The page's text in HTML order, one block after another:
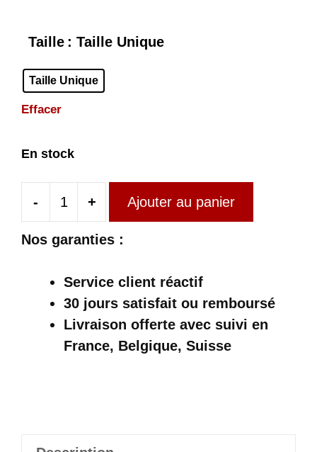
Taille : Taille Unique
Taille Unique
Effacer
En stock
-
quantité
de
Écossais
Femme
Urbain
Vert
+ Ajouter au panier
Nos garanties :
Service client réactif
30 jours satisfait ou remboursé
Livraison offerte avec suivi en
France, Belgique, Suisse